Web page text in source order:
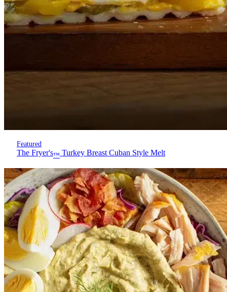
Featured
The Fryer's™ Turkey Breast Cuban Style Melt